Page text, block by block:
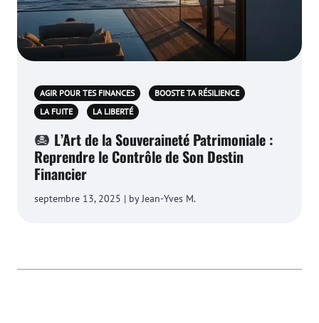
AGIR POUR TES FINANCES
BOOSTE TA RÉSILIENCE
LA FUITE
LA LIBERTÉ
L’Art de la Souveraineté Patrimoniale :
Reprendre le Contrôle de Son Destin
Financier
septembre 13, 2025 | by Jean-Yves M.